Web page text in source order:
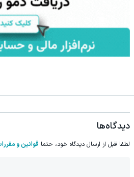
دیدگاه‌ها
لطفا قبل از ارسال دیدگاه خود، حتما قوانین و